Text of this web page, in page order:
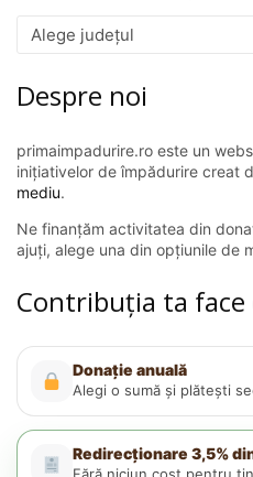
Despre noi
primaimpadurire.ro este un
inițiativelor de împădurire creat
mediu.
Ne finanțăm activitatea din
ajuți, alege una din opțiunile de
Contribuția ta
Donație anuală
Alegi o sumă și plătești
Redirecționare 3,5%